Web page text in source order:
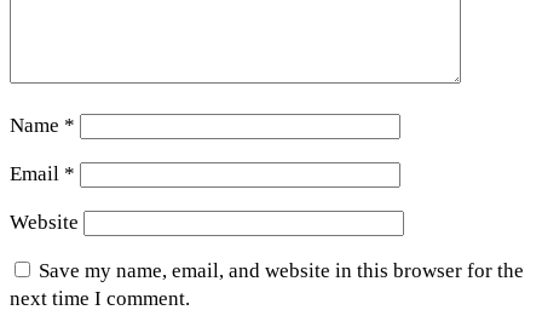
Name *
Email *
Website
Save my name, email, and website in this browser for the
next time I comment.